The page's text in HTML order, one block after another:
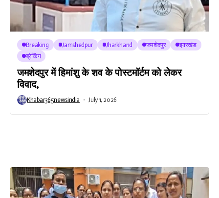
Breaking Jamshedpur Jharkhand जमशेदपुर
झारखंड
ब्रेकिंग
जमशेदपुर में हिमांशु के शव के पोस्टमॉर्टम को लेकर
विवाद,
Khabar365newsindia July 1, 2026